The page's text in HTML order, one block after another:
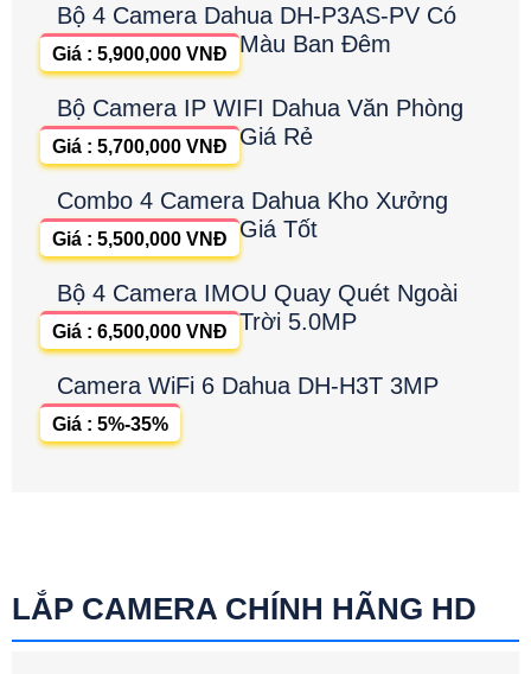
Bộ 4 Camera Dahua DH-P3AS-PV Có
Màu Ban Đêm
Giá : 5,900,000 VNĐ
Bộ Camera IP WIFI Dahua Văn Phòng
Giá Rẻ
Giá : 5,700,000 VNĐ
Combo 4 Camera Dahua Kho Xưởng
Giá Tốt
Giá : 5,500,000 VNĐ
Bộ 4 Camera IMOU Quay Quét Ngoài
Trời 5.0MP
Giá : 6,500,000 VNĐ
Camera WiFi 6 Dahua DH-H3T 3MP
Giá : 5%-35%
LẮP CAMERA CHÍNH HÃNG HD